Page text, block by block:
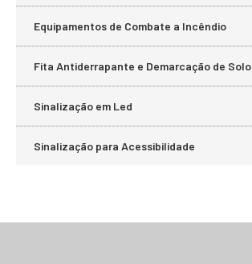
Equipamentos de Combate a Incêndio
Fita Antiderrapante e Demarcação de Solo
Sinalização em Led
Sinalização para Acessibilidade